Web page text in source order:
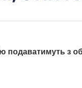
подаватимуть з